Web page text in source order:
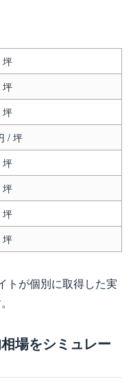
坪
坪
坪
/ 坪
坪
坪
坪
坪
トが個別に取得した実
場をシミュレー